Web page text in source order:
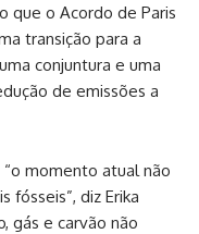
que o Acordo de Paris
transição para a
conjuntura e uma
de emissões a
momento atual não
fósseis”, diz Erika
gás e carvão não